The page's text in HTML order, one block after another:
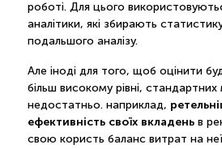
роботі. Для цього
аналітики, які збирають
подальшого аналізу.
Але іноді для того, щоб оцінити
більш високому рівні, стандартних
недостатньо. наприклад,
ефективність своїх вкладеньв
свою користь баланс витрат на